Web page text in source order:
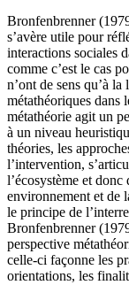
Bronfenbrenner
s’avère utile pour
interactions sociales
comme c’est le cas
n’ont de sens qu’à
métathéoriques dans
métathéorie agit un
à un niveau
théories, les
l’intervention,
l’écosystème et
environnement et de
le principe de
Bronfenbrenner
perspective
celle-ci façonne les
orientations, les